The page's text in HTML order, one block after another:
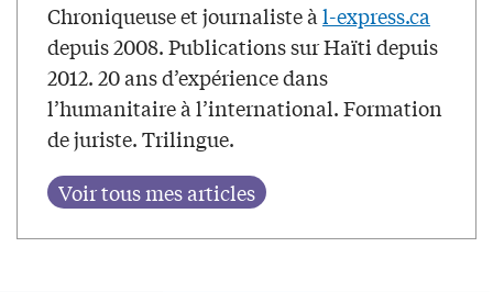
Chroniqueuse et journaliste àl-express.ca
depuis 2008. Publications sur Haïti depuis
2012. 20 ans d’expérience dans
l’humanitaire à l’international. Formation
de juriste. Trilingue.